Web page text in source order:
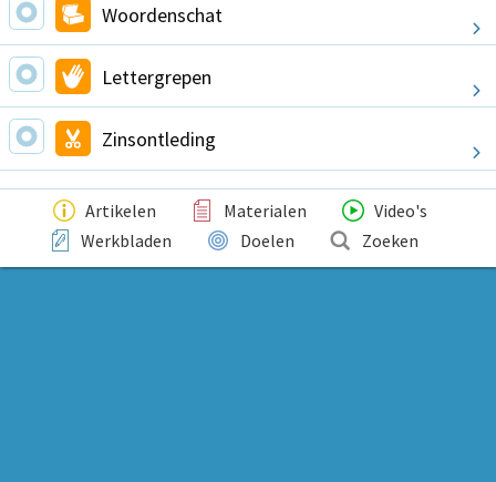
Woordenschat
Lettergrepen
Zinsontleding
Artikelen Materialen
Video's
Werkbladen
Doelen Zoeken